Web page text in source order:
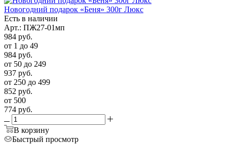
Новогодний подарок «Беня» 300г Люкс
Есть в наличии
Арт.: ПЖ27-01мп
984 руб.
от 1 до 49
984 руб.
от 50 до 249
937 руб.
от 250 до 499
852 руб.
от 500
774 руб.
В корзину
Быстрый просмотр